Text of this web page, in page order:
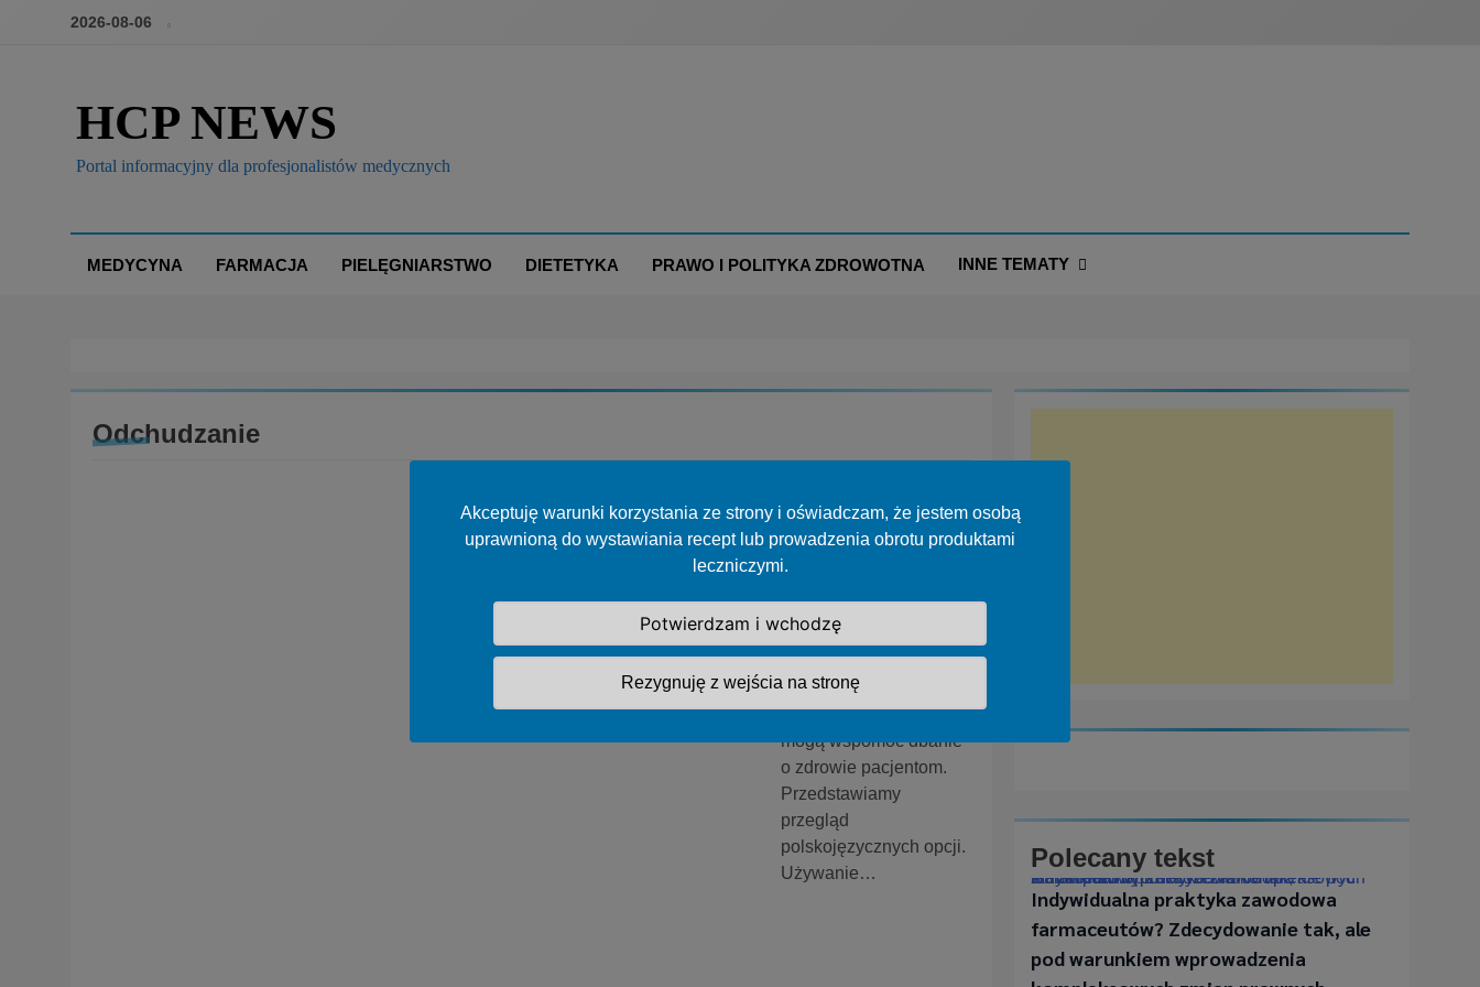
2026-08-06
HCP NEWS
Portal informacyjny dla profesjonalistów medycznych
MEDYCYNA FARMACJA PIELĘGNIARSTWO DIETETYKA PRAWO I POLITYKA ZDROWOTNA INNE TEMATY
Akceptuję warunki korzystania ze strony i oświadczam, że jestem osobą
uprawnioną do wystawiania recept lub prowadzenia obrotu produktami
leczniczymi.
Potwierdzam i wchodzę
Rezygnuję z wejścia na stronę
Odchudzanie
INNOWACJE I TECHNOLOGIA
Jakie aplikacje
dietetyczne
polecić
Pojawiło się wiele
ciekawych
dietetycznych aplikacji
na smartfony, które
mogą wspomóc dbanie
o zdrowie pacjentom.
Przedstawiamy
przegląd
polskojęzycznych opcji.
Używanie…
Polecany tekst
Indywidualna praktyka zawodowa farmaceutów? Zdecydowanie tak, ale pod warunkiem wprowadzenia kompleksowych zmian prawnych
Indywidualna praktyka zawodowa
farmaceutów? Zdecydowanie tak, ale
pod warunkiem wprowadzenia